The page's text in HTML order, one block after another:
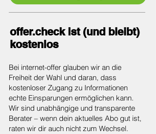
offer.check ist (und bleibt)
kostenlos
Bei internet-offer glauben wir an die
Freiheit der Wahl und daran, dass
kostenloser Zugang zu Informationen
echte Einsparungen ermöglichen kann.
Wir sind unabhängige und transparente
Berater – wenn dein aktuelles Abo gut ist,
raten wir dir auch nicht zum Wechsel.